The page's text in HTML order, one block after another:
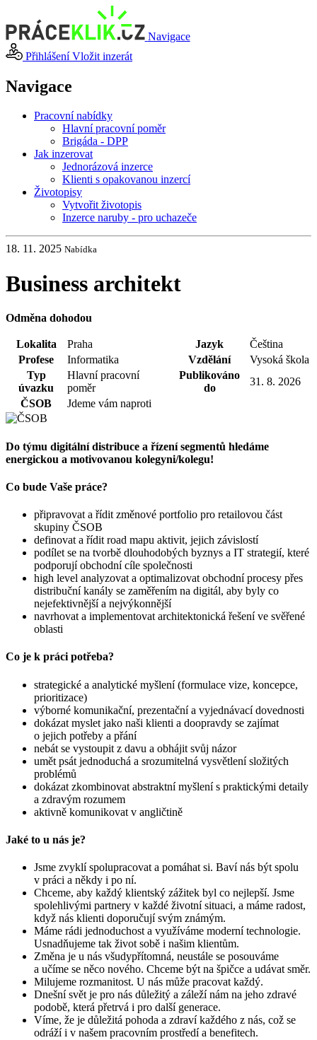
Navigace
PřihlášeníVložit inzerát
Navigace
Pracovní nabídky
Hlavní pracovní poměr
Brigáda - DPP
Jak inzerovat
Jednorázová inzerce
Klienti s opakovanou inzercí
Životopisy
Vytvořit životopis
Inzerce naruby - pro uchazeče
18. 11. 2025 Nabídka
Business architekt
Odměna dohodou
Lokalita Praha Jazyk
Čeština
Profese
Informatika Vzdělání
Vysoká škola
Typ
úvazku
Hlavní pracovní
poměr
Publikováno
do
31. 8. 2026
ČSOB
Jdeme vám naproti
Do týmu digitální distribuce a řízení segmentů hledáme
energickou a motivovanou kolegyni/kolegu!
Co bude Vaše práce?
připravovat a řídit změnové portfolio pro retailovou část
skupiny ČSOB
definovat a řídit road mapu aktivit, jejich závislostí
podílet se na tvorbě dlouhodobých byznys a IT strategií, které
podporují obchodní cíle společnosti
high level analyzovat a optimalizovat obchodní procesy přes
distribuční kanály se zaměřením na digitál, aby byly co
nejefektivnější a nejvýkonnější
navrhovat a implementovat architektonická řešení ve svěřené
oblasti
Co je k práci potřeba?
strategické a analytické myšlení (formulace vize, koncepce,
prioritizace)
výborné komunikační, prezentační a vyjednávací dovednosti
dokázat myslet jako naši klienti a doopravdy se zajímat
o jejich potřeby a přání
nebát se vystoupit z davu a obhájit svůj názor
umět psát jednoduchá a srozumitelná vysvětlení složitých
problémů
dokázat zkombinovat abstraktní myšlení s praktickými detaily
a zdravým rozumem
aktivně komunikovat v angličtině
Jaké to u nás je?
Jsme zvyklí spolupracovat a pomáhat si. Baví nás být spolu
v práci a někdy i po ní.
Chceme, aby každý klientský zážitek byl co nejlepší. Jsme
spolehlivými partnery v každé životní situaci, a máme radost,
když nás klienti doporučují svým známým.
Máme rádi jednoduchost a využíváme moderní technologie.
Usnadňujeme tak život sobě i našim klientům.
Změna je u nás všudypřítomná, neustále se posouváme
a učíme se něco nového. Chceme být na špičce a udávat směr.
Milujeme rozmanitost. U nás může pracovat každý.
Dnešní svět je pro nás důležitý a záleží nám na jeho zdravé
podobě, která přetrvá i pro další generace.
Víme, že je důležitá pohoda a zdraví každého z nás, což se
odráží i v našem pracovním prostředí a benefitech.